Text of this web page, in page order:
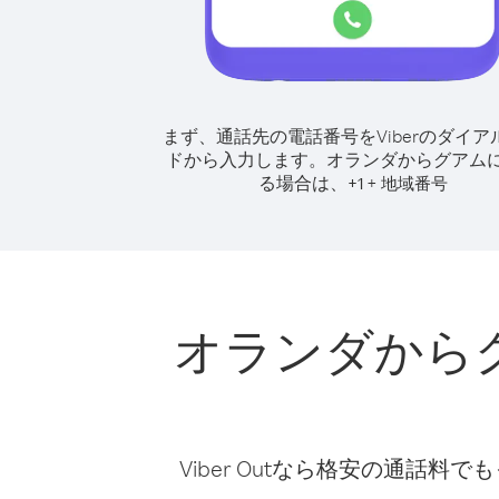
まず、通話先の電話番号をViberのダイア
ドから入力します。 オランダからグアム
る場合は、 +1 + 地域番号
オランダから
Viber Outなら格安の通話料で